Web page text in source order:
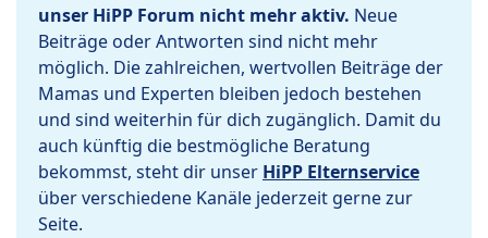
unser HiPP Forum nicht mehr aktiv. Neue
Beiträge oder Antworten sind nicht mehr
möglich. Die zahlreichen, wertvollen Beiträge der
Mamas und Experten bleiben jedoch bestehen
und sind weiterhin für dich zugänglich. Damit du
auch künftig die bestmögliche Beratung
bekommst, steht dir unser HiPP Elternservice
über verschiedene Kanäle jederzeit gerne zur
Seite.